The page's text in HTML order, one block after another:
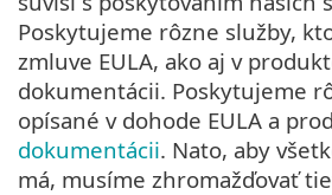
Poskytujeme rôzne služby,
zmluve EULA, ako aj v
dokumentácii. Poskytujeme
opísané v dohode EULA a
dokumentácii. Nato, aby
má, musíme zhromažďovať